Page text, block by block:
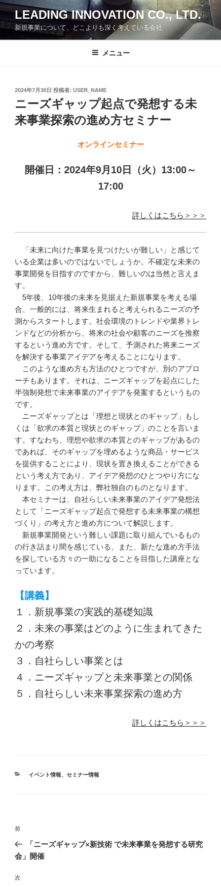
コ
ン
テ
ン
LEADING INNOVATION CO., LTD.
新規事業について、どこよりも深く考えている会社
メニュー
投
日:
2024年7月30日 投稿者: USER_NAME
ニーズギャップ起点で発想する未
来事業探索の進め方セミナー
オンラインセミナー
開催日：2024年9月10日（火）13:00～
17:00
詳しくはこちら＞＞＞
「未来に向けた事業を見つけたいが難しい」と感じて
いる企業は多いのではないでしょうか。不確定な未来の
事業開発を目指すのですから、難しいのは当然と言えま
す。
5年後、10年後の未来を見据えた新規事業を考える場
合、一般的には、将来生まれると考えられるニーズの予
測からスタートします。社会環境のトレンドや業界トレ
ンドなどの分析から、将来の社会や顧客のニーズを推察
するという進め方です。そして、予測された将来ニーズ
を解決する事業アイデアを考えることになります。
このような進め方も方法のひとつですが、別のアプロ
ーチもあります。それは、ニーズギャップを起点にした
半強制発想で未来事業のアイデアを発案するというもの
です。
ニーズギャップとは「理想と現状とのギャップ」もし
くは「欲求の本質と現状とのギャップ」のことを言いま
す。すなわち、理想や欲求の本質とのギャップがあるの
であれば、そのギャップを埋めるような商品・サービス
を提供することにより、現状を置き換えることができる
という考え方であり、アイデア発想のひとつやり方にな
ります。この考え方は、弊社独自のものとなります。
本セミナーは、自社らしい未来事業のアイデア発想法
として「ニーズギャップ起点で発想する未来事業の構想
づくり」の考え方と進め方について解説します。
新規事業開発という難しい課題に取り組んでいるもの
の行き詰まり間を感じている、また、新たな進め方手法
を探している方々の一助になることを目指した講座とな
っています。
【講義】
１．新規事業の実践的基礎知識
２．未来の事業はどのように生まれてきた
かの考察
３．自社らしい事業とは
４．ニーズギャップと未来事業との関係
５．自社らしい未来事業探索の進め方
詳しくはこちら＞＞＞
カ
イベント情報、 セミナー情報
投
ナ
ゲ
前
の
投
前
「ニーズギャップ×新技術 で未来事業を発想する研究
会」開催
次
次